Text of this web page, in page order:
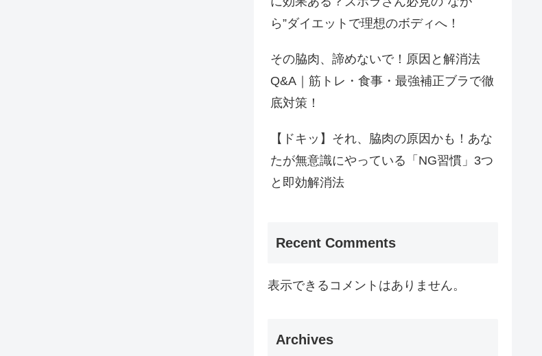
ら”ダイエットで理想のボディへ！
その脇肉、諦めないで！原因と解消法
Q&A｜筋トレ・食事・最強補正ブラで徹
底対策！
【ドキッ】それ、脇肉の原因かも！あな
たが無意識にやっている「NG習慣」3つ
と即効解消法
Recent Comments
表示できるコメントはありません。
Archives